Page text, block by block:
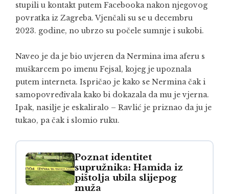
stupili u kontakt putem Facebooka nakon njegovog
povratka iz Zagreba. Vjenčali su se u decembru
2023. godine, no ubrzo su počele sumnje i sukobi.
Naveo je da je bio uvjeren da Nermina ima aferu s
muškarcem po imenu Fejsal, kojeg je upoznala
putem interneta. Ispričao je kako se Nermina čak i
samopovređivala kako bi dokazala da mu je vjerna.
Ipak, nasilje je eskaliralo – Ravlić je priznao da ju je
tukao, pa čak i slomio ruku.
Poznat identitet
supružnika: Hamida iz
pištolja ubila slijepog
muža